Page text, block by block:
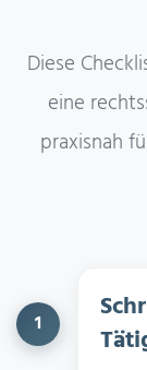
Diese
eine
praxisnah
1